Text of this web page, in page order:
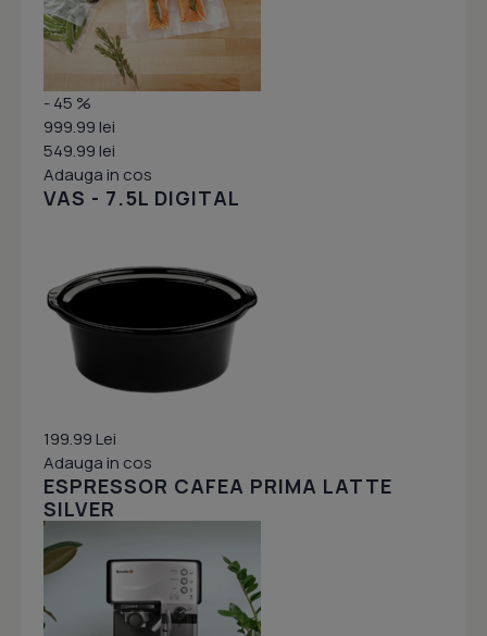
- 45 %
999.99 lei
549.99 lei
Adauga in cos
VAS - 7.5L DIGITAL
199.99 Lei
Adauga in cos
ESPRESSOR CAFEA PRIMA LATTE
SILVER